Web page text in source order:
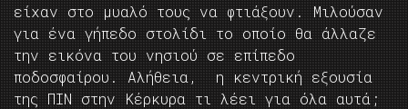
είχαν στο μυαλό τους να φτιάξουν. Μιλούσαν
για ένα γήπεδο στολίδι το οποίο θα άλλαζε
την εικόνα του νησιού σε επίπεδο
ποδοσφαίρου. Αλήθεια, η κεντρική εξουσία
της ΠΙΝ στην Κέρκυρα τι λέει για όλα αυτά;